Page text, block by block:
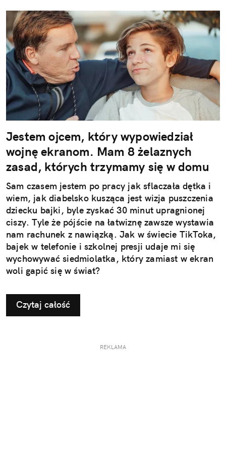
Jestem ojcem, który wypowiedział
wojnę ekranom. Mam 8 żelaznych
zasad, których trzymamy się w domu
Sam czasem jestem po pracy jak sflaczała dętka i
wiem, jak diabelsko kusząca jest wizja puszczenia
dziecku bajki, byle zyskać 30 minut upragnionej
ciszy. Tyle że pójście na łatwiznę zawsze wystawia
nam rachunek z nawiązką. Jak w świecie TikToka,
bajek w telefonie i szkolnej presji udaje mi się
wychowywać siedmiolatka, który zamiast w ekran
woli gapić się w świat?
Czytaj całość
REKLAMA